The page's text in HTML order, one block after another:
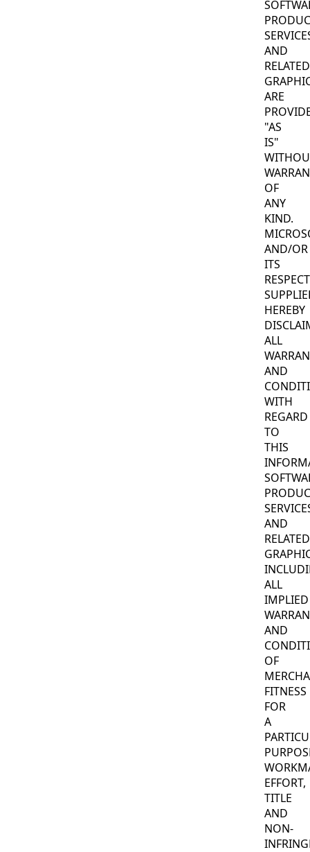
AND
RELATED
ARE
"AS
IS"
OF
ANY
KIND.
AND/OR
ITS
HEREBY
ALL
AND
WITH
REGARD
TO
THIS
AND
RELATED
ALL
IMPLIED
AND
OF
FITNESS
FOR
A
EFFORT,
TITLE
AND
NON-